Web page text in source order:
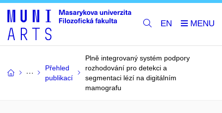
EN
Přehled
publikací
Plně integrovaný systém podpory
rozhodování pro detekci a
segmentaci lézí na digitálním
mamografu